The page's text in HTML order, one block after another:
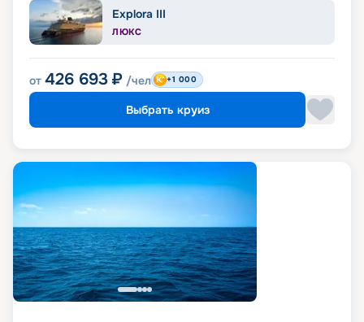
Explora III
ЛЮКС
от 426 693 ₽ /чел +1 000
Выбрать круиз